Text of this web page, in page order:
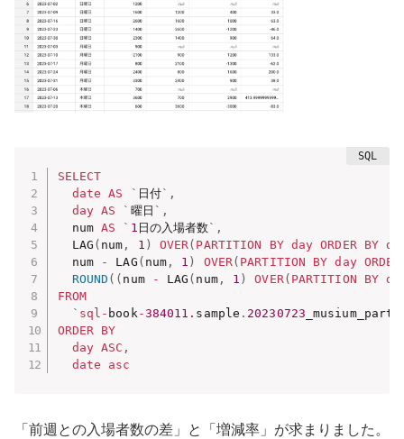
SELECT
date
AS ` 日付` ,
day AS ` 曜日 ` ,
  num
AS ` 1 日の入場者数` ,
  LAG
( num , 1 ) OVER( PARTITION BY day ORDER BY
  num
- LAG ( num , 1 ) OVER( PARTITION BY day ORDER
ROUND ( ( num - LAG ( num, 1 ) OVER( PARTITION BY
FROM
` sql - book -384011. sample . 20230723
ORDER BY
day ASC ,
date
asc
「前週との入場者数の差」と「増減率」が求まりました。